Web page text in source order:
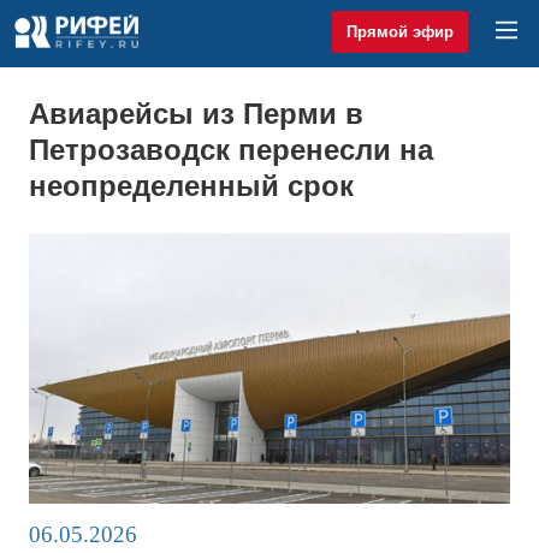
Прямой эфир
Авиарейсы из Перми в
Петрозаводск перенесли на
неопределенный срок
06.05.2026